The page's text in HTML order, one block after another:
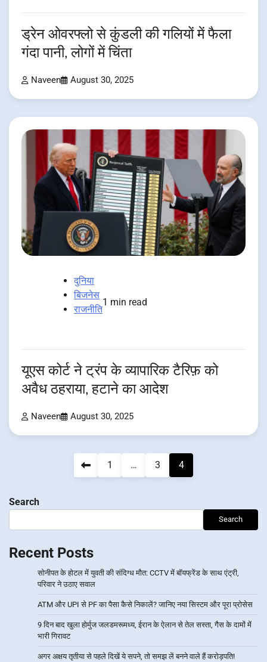
ड्रेन ओवरफ्लो से कुंडली की गलियों में फैला
गंदा पानी, लोगों में चिंता
Naveen August 30, 2025
दुनिया
बिजनेस
राजनीति
1 min read
यूएस कोर्ट ने ट्रंप के व्यापारिक टैरिफ़ को
अवैध ठहराया, हटाने का आदेश
Naveen August 30, 2025
1 … 3 4
Search
Search
Recent Posts
सोनीपत के होटल में युवती की संदिग्ध मौत: CCTV में बॉयफ्रेंड के साथ एंट्री,
परिवार ने उठाए सवाल
ATM और UPI से PF का पैसा कैसे निकालें? जानिए नया सिस्टम और पूरा प्रोसेस
9 दिन बाद खुला होर्मुज जलडमरूमध्य, ईरान के ऐलान से तेल सस्ता, गैस के दामों में
भारी गिरावट
अगर अक्षय तृतीया से पहले दिखें ये सपने, तो समझ लें बनने वाले हैं करोड़पति!